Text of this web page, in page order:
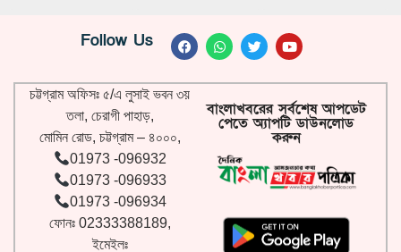
Follow Us
চট্টগ্রাম অফিসঃ ৫/এ লুসাই ভবন ৩য়
তলা, চেরাগী পাহাড়,
মোমিন রোড, চট্টগ্রাম – ৪০০০,
01973 -096932
01973 -096933
01973 -096934
ফোনঃ 02333388189,
ইমেইলঃ
বাংলাখবরের সর্বশেষ আপডেট
পেতে অ্যাপটি ডাউনলোড
করুন